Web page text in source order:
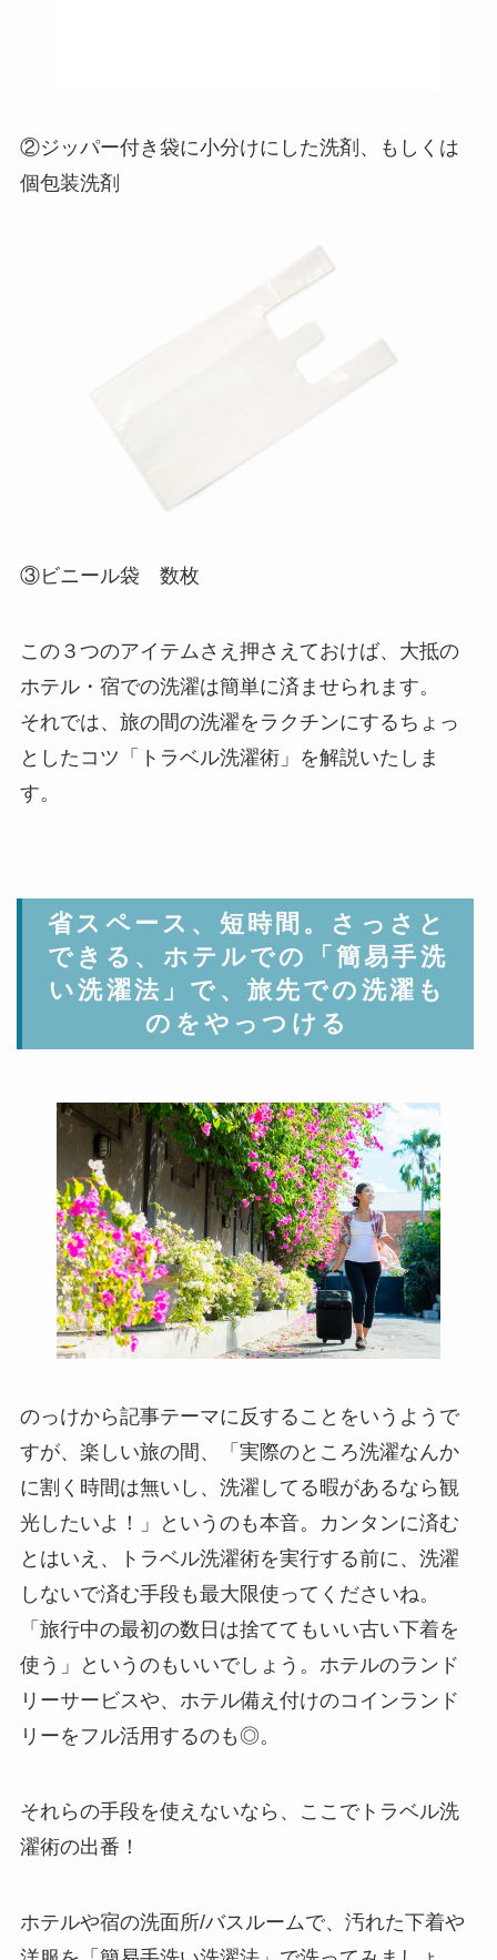
②ジッパー付き袋に小分けにした洗剤、もしくは
個包装洗剤
③ビニール袋 数枚
この３つのアイテムさえ押さえておけば、大抵の
ホテル・宿での洗濯は簡単に済ませられます。
それでは、旅の間の洗濯をラクチンにするちょっ
としたコツ「トラベル洗濯術」を解説いたしま
す。
省スペース、短時間。さっさと
できる、ホテルでの「簡易手洗
い洗濯法」で、旅先での洗濯も
のをやっつける
のっけから記事テーマに反することをいうようで
すが、楽しい旅の間、「実際のところ洗濯なんか
に割く時間は無いし、洗濯してる暇があるなら観
光したいよ！」というのも本音。カンタンに済む
とはいえ、トラベル洗濯術を実行する前に、洗濯
しないで済む手段も最大限使ってくださいね。
「旅行中の最初の数日は捨ててもいい古い下着を
使う」というのもいいでしょう。ホテルのランド
リーサービスや、ホテル備え付けのコインランド
リーをフル活用するのも◎。
それらの手段を使えないなら、ここでトラベル洗
濯術の出番！
ホテルや宿の洗面所/バスルームで、汚れた下着や